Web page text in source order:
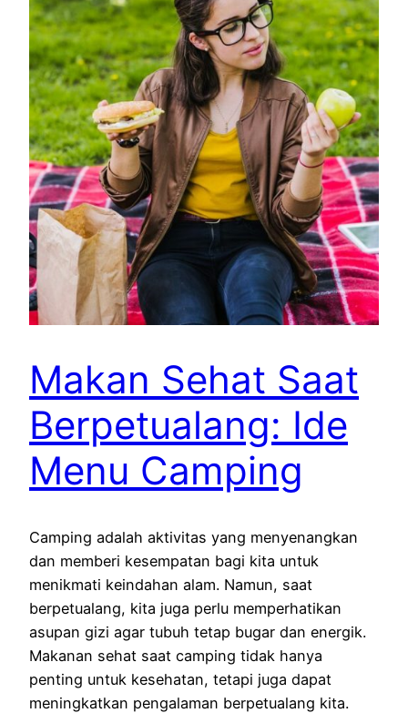
Makan Sehat Saat
Berpetualang: Ide
Menu Camping
Camping adalah aktivitas yang menyenangkan
dan memberi kesempatan bagi kita untuk
menikmati keindahan alam. Namun, saat
berpetualang, kita juga perlu memperhatikan
asupan gizi agar tubuh tetap bugar dan energik.
Makanan sehat saat camping tidak hanya
penting untuk kesehatan, tetapi juga dapat
meningkatkan pengalaman berpetualang kita.